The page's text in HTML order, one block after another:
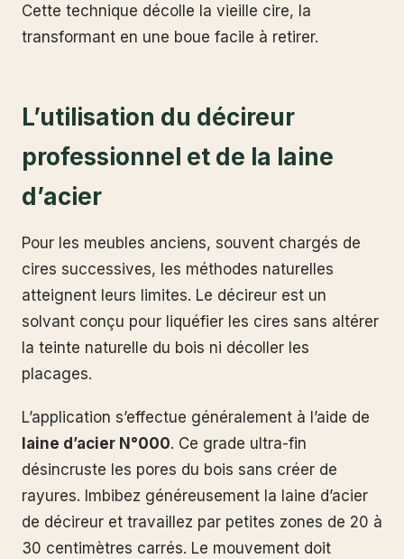
Cette technique décolle la vieille cire, la
transformant en une boue facile à retirer.
L’utilisation du décireur
professionnel et de la laine
d’acier
Pour les meubles anciens, souvent chargés de
cires successives, les méthodes naturelles
atteignent leurs limites. Le décireur est un
solvant conçu pour liquéfier les cires sans altérer
la teinte naturelle du bois ni décoller les
placages.
L’application s’effectue généralement à l’aide de
laine d’acier N°000. Ce grade ultra-fin
désincruste les pores du bois sans créer de
rayures. Imbibez généreusement la laine d’acier
de décireur et travaillez par petites zones de 20 à
30 centimètres carrés. Le mouvement doit